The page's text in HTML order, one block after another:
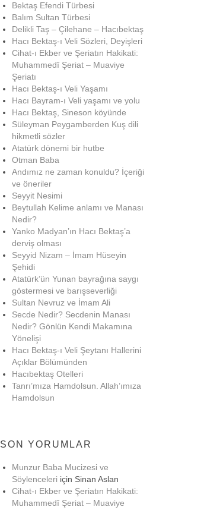
Bektaş Efendi Türbesi
Balım Sultan Türbesi
Delikli Taş – Çilehane – Hacıbektaş
Hacı Bektaş-ı Veli Sözleri, Deyişleri
Cihat-ı Ekber ve Şeriatın Hakikati:
Muhammedî Şeriat – Muaviye
Şeriatı
Hacı Bektaş-ı Veli Yaşamı
Hacı Bayram-ı Veli yaşamı ve yolu
Hacı Bektaş, Sineson köyünde
Süleyman Peygamberden Kuş dili
hikmetli sözler
Atatürk dönemi bir hutbe
Otman Baba
Andımız ne zaman konuldu? İçeriği
ve öneriler
Seyyit Nesimi
Beytullah Kelime anlamı ve Manası
Nedir?
Yanko Madyan’ın Hacı Bektaş’a
derviş olması
Seyyid Nizam – İmam Hüseyin
Şehidi
Atatürk’ün Yunan bayrağına saygı
göstermesi ve barışseverliği
Sultan Nevruz ve İmam Ali
Secde Nedir? Secdenin Manası
Nedir? Gönlün Kendi Makamına
Yönelişi
Hacı Bektaş-ı Veli Şeytanı Hallerini
Açıklar Bölümünden
Hacıbektaş Otelleri
Tanrı’mıza Hamdolsun. Allah’ımıza
Hamdolsun
SON YORUMLAR
Munzur Baba Mucizesi ve
Söylenceleri için Sinan Aslan
Cihat-ı Ekber ve Şeriatın Hakikati:
Muhammedî Şeriat – Muaviye